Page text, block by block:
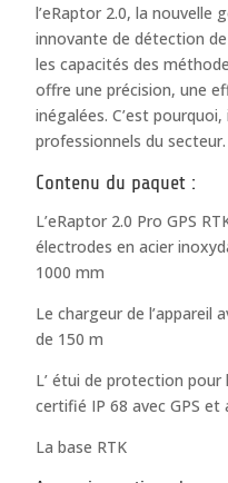
l’eRaptor 2.0, la nouvelle
innovante de détection
les capacités des
offre une précision, une
inégalées. C’est
professionnels du secteur.
Contenu du paquet :
L’eRaptor 2.0 Pro GPS
électrodes en acier
1000 mm
Le chargeur de l’appareil
de 150 m
L’ étui de protection pour
certifié IP 68 avec GPS et
La base RTK